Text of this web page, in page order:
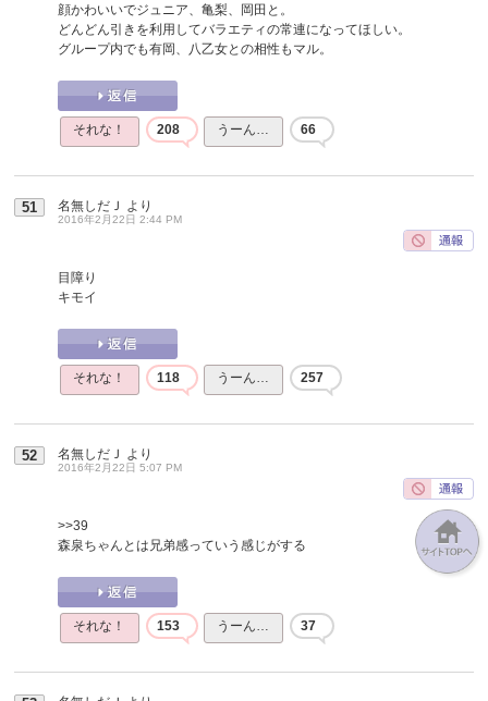
顔かわいいでジュニア、亀梨、岡田と。
どんどん引きを利用してバラエティの常連になってほしい。
グループ内でも有岡、八乙女との相性もマル。
それな！ 208 うーん… 66
51 名無しだＪ より
2016年2月22日 2:44 PM
目障り
キモイ
それな！ 118 うーん… 257
52 名無しだＪ より
2016年2月22日 5:07 PM
>>39
森泉ちゃんとは兄弟感っていう感じがする
それな！ 153 うーん… 37